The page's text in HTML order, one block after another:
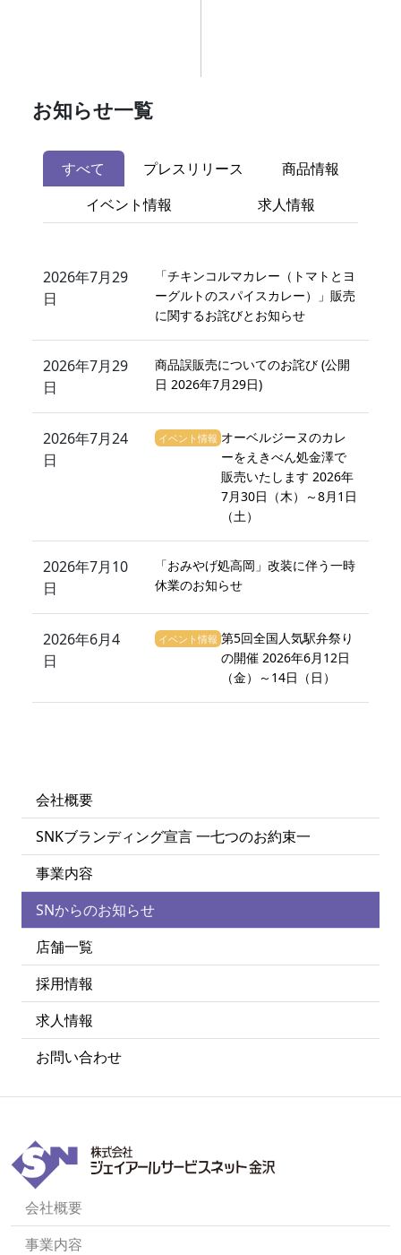
会社概要
SNKブランディング宣言 一七つのお約束一
事業内容
SNからのお知らせ
店舗一覧
採用情報
求人情報
お問い合わせ
お知らせ一覧
すべて プレスリリース
商品情報
イベント情報
求人情報
2026年7月29
日
「チキンコルマカレー（トマトとヨ
ーグルトのスパイスカレー）」販売
に関するお詫びとお知らせ
2026年7月29
日
商品誤販売についてのお詫び (公開
日 2026年7月29日)
2026年7月24
日
イベント情報 オーベルジーヌのカレ
ーをえきべん処金澤で
販売いたします 2026年
7月30日（木）～8月1日
（土）
2026年7月10
日
「おみやげ処高岡」改装に伴う一時
休業のお知らせ
2026年6月4
日
イベント情報 第5回全国人気駅弁祭り
の開催 2026年6月12日
（金）～14日（日）
会社概要
事業内容